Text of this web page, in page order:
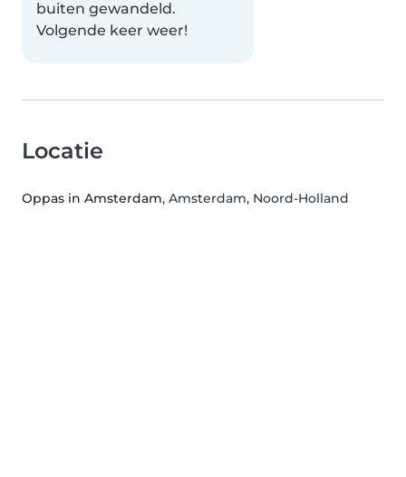
buiten gewandeld.
Volgende keer weer!
Locatie
Oppas in Amsterdam, Amsterdam, Noord-Holland